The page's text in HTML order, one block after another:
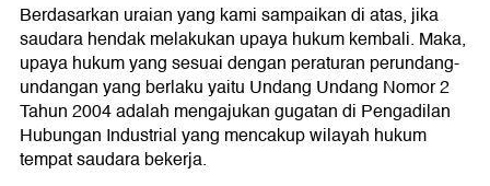
Berdasarkan uraian yang kami sampaikan di atas, jika
saudara hendak melakukan upaya hukum kembali. Maka,
upaya hukum yang sesuai dengan peraturan perundang-
undangan yang berlaku yaitu Undang Undang Nomor 2
Tahun 2004 adalah mengajukan gugatan di Pengadilan
Hubungan Industrial yang mencakup wilayah hukum
tempat saudara bekerja.